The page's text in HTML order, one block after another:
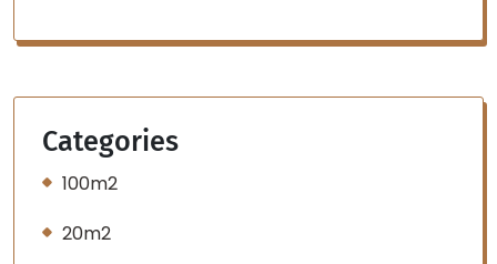
Categories
100m2
20m2